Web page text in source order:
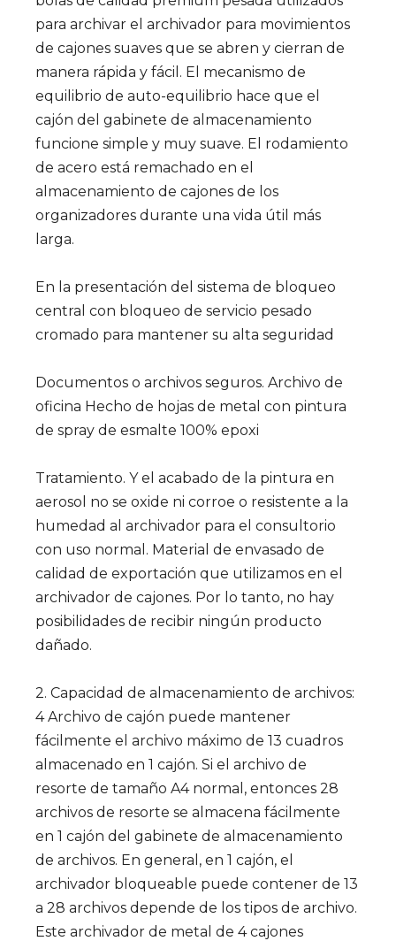
para archivar el archivador para movimientos
de cajones suaves que se abren y cierran de
manera rápida y fácil. El mecanismo de
equilibrio de auto-equilibrio hace que el
cajón del gabinete de almacenamiento
funcione simple y muy suave. El rodamiento
de acero está remachado en el
almacenamiento de cajones de los
organizadores durante una vida útil más
larga.
En la presentación del sistema de bloqueo
central con bloqueo de servicio pesado
cromado para mantener su alta seguridad
Documentos o archivos seguros. Archivo de
oficina Hecho de hojas de metal con pintura
de spray de esmalte 100% epoxi
Tratamiento. Y el acabado de la pintura en
aerosol no se oxide ni corroe o resistente a la
humedad al archivador para el consultorio
con uso normal. Material de envasado de
calidad de exportación que utilizamos en el
archivador de cajones. Por lo tanto, no hay
posibilidades de recibir ningún producto
dañado.
2. Capacidad de almacenamiento de archivos:
4 Archivo de cajón puede mantener
fácilmente el archivo máximo de 13 cuadros
almacenado en 1 cajón. Si el archivo de
resorte de tamaño A4 normal, entonces 28
archivos de resorte se almacena fácilmente
en 1 cajón del gabinete de almacenamiento
de archivos. En general, en 1 cajón, el
archivador bloqueable puede contener de 13
a 28 archivos depende de los tipos de archivo.
Este archivador de metal de 4 cajones